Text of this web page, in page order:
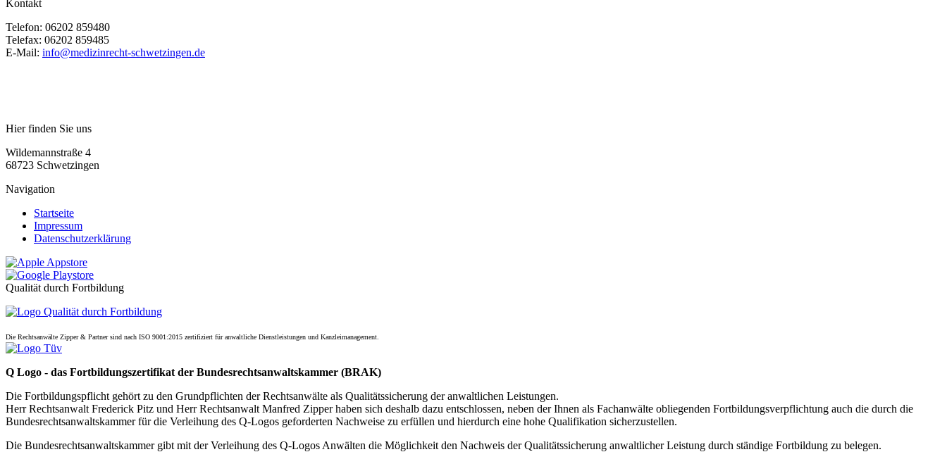
Kontakt
Telefon: 06202 859480
Telefax: 06202 859485
E-Mail: info@medizinrecht-schwetzingen.de
Hier finden Sie uns
Wildemannstraße 4
68723 Schwetzingen
Navigation
Startseite
Impressum
Datenschutzerklärung
Qualität durch Fortbildung
Die Rechtsanwälte Zipper & Partner sind nach ISO 9001:2015 zertifiziert für anwaltliche Dienstleistungen und Kanzleimanagement.
Q Logo - das Fortbildungszertifikat der Bundesrechtsanwaltskammer (BRAK)
Die Fortbildungspflicht gehört zu den Grundpflichten der Rechtsanwälte als Qualitätssicherung der anwaltlichen Leistungen.
Herr Rechtsanwalt Frederick Pitz und Herr Rechtsanwalt Manfred Zipper haben sich deshalb dazu entschlossen, neben der Ihnen als Fachanwälte obliegenden Fortbildungsverpflichtung auch die durch die
Bundesrechtsanwaltskammer für die Verleihung des Q-Logos geforderten Nachweise zu erfüllen und hierdurch eine hohe Qualifikation sicherzustellen.
Die Bundesrechtsanwaltskammer gibt mit der Verleihung des Q-Logos Anwälten die Möglichkeit den Nachweis der Qualitätssicherung anwaltlicher Leistung durch ständige Fortbildung zu belegen.